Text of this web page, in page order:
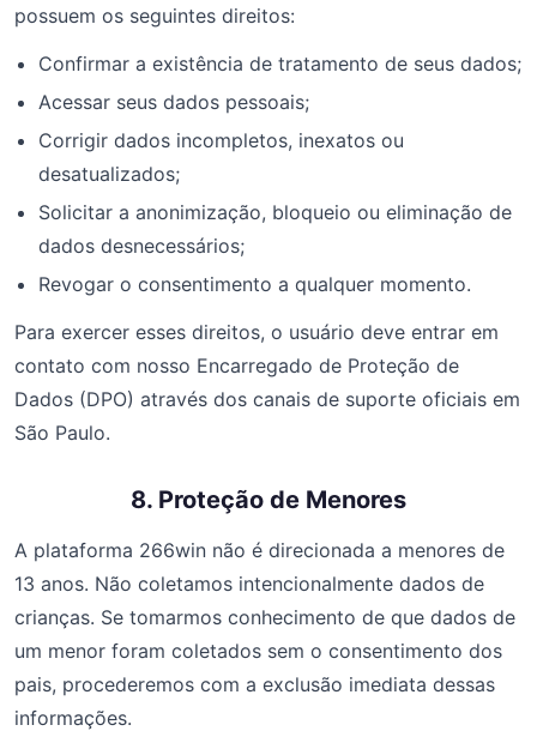
possuem os seguintes direitos:
Confirmar a existência de tratamento de seus dados;
Acessar seus dados pessoais;
Corrigir dados incompletos, inexatos ou
desatualizados;
Solicitar a anonimização, bloqueio ou eliminação de
dados desnecessários;
Revogar o consentimento a qualquer momento.
Para exercer esses direitos, o usuário deve entrar em
contato com nosso Encarregado de Proteção de
Dados (DPO) através dos canais de suporte oficiais em
São Paulo.
8. Proteção de Menores
A plataforma 266win não é direcionada a menores de
13 anos. Não coletamos intencionalmente dados de
crianças. Se tomarmos conhecimento de que dados de
um menor foram coletados sem o consentimento dos
pais, procederemos com a exclusão imediata dessas
informações.